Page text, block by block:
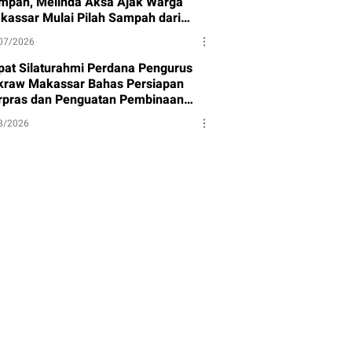
Mulai Pilah Sampah dari
2026
Silaturahmi Perdana Pengurus
Makassar Bahas Persiapan
dan Penguatan Pembinaan
2026